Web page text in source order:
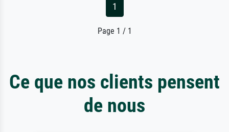
1
Page 1 / 1
Ce que nos clients pensent
de nous